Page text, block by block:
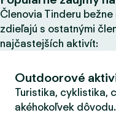
Členovia Tinderu
zdieľajú s ostatnými
najčastejších aktivít:
Outdoorové
Turistika, cyklistika,
akéhokoľvek dôvodu.